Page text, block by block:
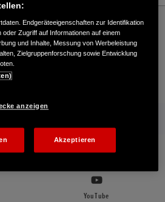
- HONDA Deutschland Offizielle Website |
Sie uns auf
YouTube
Endgeräteeigenschaften zur Identifikation
Zugriff auf Informationen auf einem
und Inhalte, Messung von Werbeleistung
Zielgruppenforschung sowie Entwicklung
anzeigen
Akzeptieren